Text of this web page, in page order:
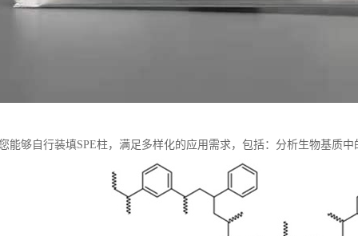
能够自行装填SPE柱，满足多样化的应用需求，包括：分析生物基质